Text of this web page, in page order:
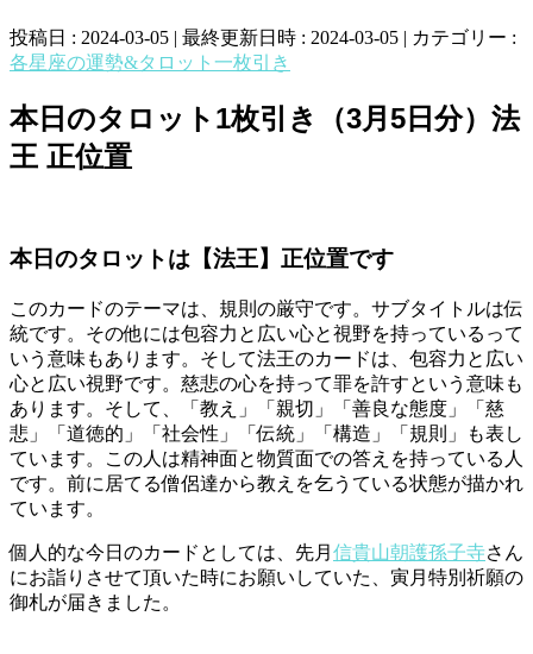
投稿日 : 2024-03-05 最終更新日時 : 2024-03-05
カテゴリー :
各星座の運勢&タロット一枚引き
本日のタロット1枚引き（3月5日分）法
王 正位置
本日のタロットは【法王】正位置です
このカードのテーマは、規則の厳守です。サブタイトルは伝
統です。その他には包容力と広い心と視野を持っているって
いう意味もあります。そして法王のカードは、包容力と広い
心と広い視野です。慈悲の心を持って罪を許すという意味も
あります。そして、「教え」「親切」「善良な態度」「慈
悲」「道徳的」「社会性」「伝統」「構造」「規則」も表し
ています。この人は精神面と物質面での答えを持っている人
です。前に居てる僧侶達から教えを乞うている状態が描かれ
ています。
個人的な今日のカードとしては、先月 信貴山朝護孫子寺さん
にお詣りさせて頂いた時にお願いしていた、寅月特別祈願の
御札が届きました。